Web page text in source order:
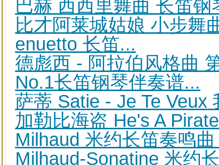
巴赫 西西里舞曲 长笛钢
比才阿莱城姑娘 小步舞
enuetto 长笛...
德彪西 - 阿拉伯风格曲
No.1长笛钢琴伴奏谱...
萨蒂 Satie - Je Te Veux
加勒比海盗 He's A
Milhaud 米约长笛奏鸣
Milhaud-Sonatine 米约